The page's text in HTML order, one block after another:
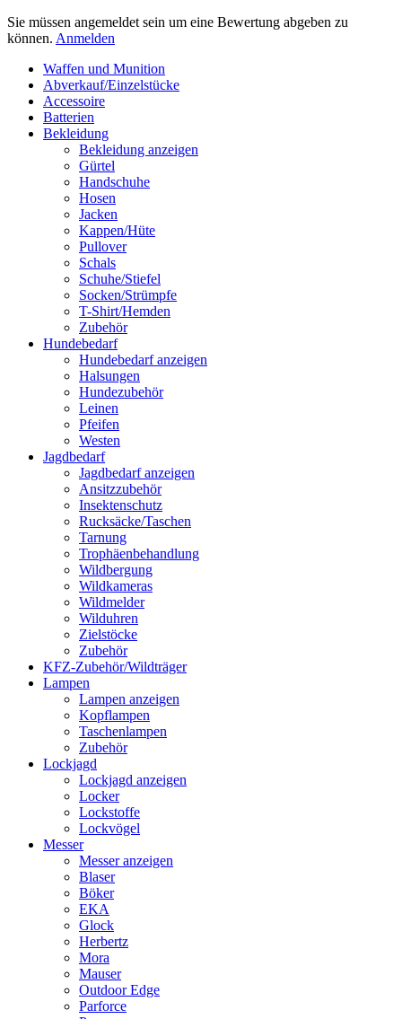
Sie müssen angemeldet sein um eine Bewertung abgeben zu
können. Anmelden
Waffen und Munition
Abverkauf/Einzelstücke
Accessoire
Batterien
Bekleidung
Bekleidung anzeigen
Gürtel
Handschuhe
Hosen
Jacken
Kappen/Hüte
Pullover
Schals
Schuhe/Stiefel
Socken/Strümpfe
T-Shirt/Hemden
Zubehör
Hundebedarf
Hundebedarf anzeigen
Halsungen
Hundezubehör
Leinen
Pfeifen
Westen
Jagdbedarf
Jagdbedarf anzeigen
Ansitzzubehör
Insektenschutz
Rucksäcke/Taschen
Tarnung
Trophäenbehandlung
Wildbergung
Wildkameras
Wildmelder
Wilduhren
Zielstöcke
Zubehör
KFZ-Zubehör/Wildträger
Lampen
Lampen anzeigen
Kopflampen
Taschenlampen
Zubehör
Lockjagd
Lockjagd anzeigen
Locker
Lockstoffe
Lockvögel
Messer
Messer anzeigen
Blaser
Böker
EKA
Glock
Herbertz
Mora
Mauser
Outdoor Edge
Parforce